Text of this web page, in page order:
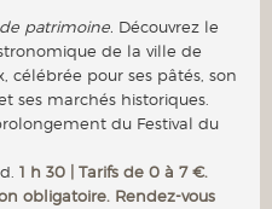
patrimoine. Découvrez le
de la ville de
célébrée pour ses pâtés, son
ses marchés historiques.
du Festival du
1 h 30 | Tarifs de 0 à 7 €.
obligatoire. Rendez-vous